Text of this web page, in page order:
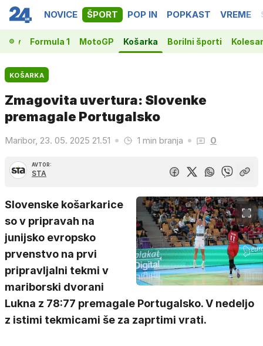
NOVICE ŠPORT POP IN POPKAST VREME
Formula 1 MotoGP Košarka Borilni športi
KOŠARKA
Zmagovita uvertura: Slovenke
premagale Portugalsko
Maribor, 23. 05. 2025 21.51 1 min branja 0
AVTOR:
STA
Slovenske košarkarice
so v pripravah na
junijsko evropsko
prvenstvo na prvi
pripravljalni tekmi v
mariborski dvorani
Lukna z 78:77 premagale Portugalsko. V nedeljo
z istimi tekmicami še za zaprtimi vrati.